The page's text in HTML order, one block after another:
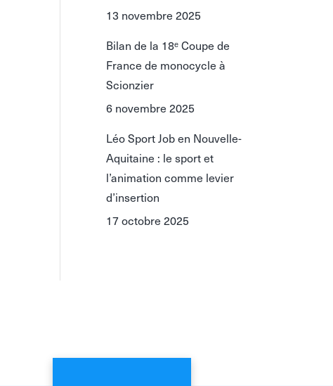
13 novembre 2025
Bilan de la 18ᵉ Coupe de
France de monocycle à
Scionzier
6 novembre 2025
Léo Sport Job en Nouvelle-
Aquitaine : le sport et
l’animation comme levier
d’insertion
17 octobre 2025